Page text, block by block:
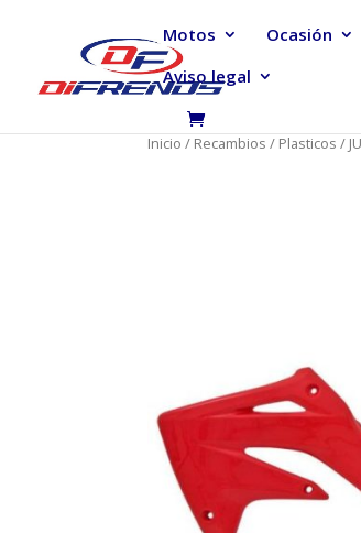
Motos Ocasión
Aviso legal
Inicio / Recambios / Plasticos /